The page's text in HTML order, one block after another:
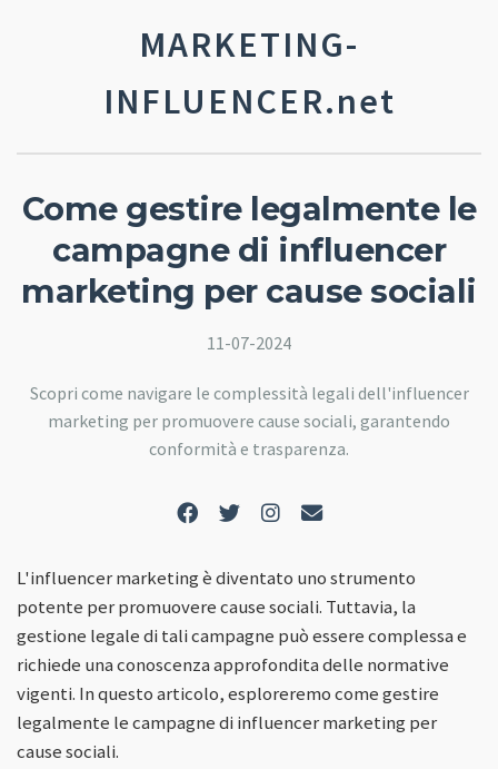
MARKETING-
INFLUENCER.net
Come gestire legalmente le
campagne di influencer
marketing per cause sociali
11-07-2024
Scopri come navigare le complessità legali dell'influencer
marketing per promuovere cause sociali, garantendo
conformità e trasparenza.
L'influencer marketing è diventato uno strumento
potente per promuovere cause sociali. Tuttavia, la
gestione legale di tali campagne può essere complessa e
richiede una conoscenza approfondita delle normative
vigenti. In questo articolo, esploreremo come gestire
legalmente le campagne di influencer marketing per
cause sociali.